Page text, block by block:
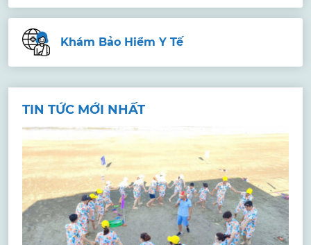
Khám Bảo Hiểm Y Tế
TIN TỨC MỚI NHẤT